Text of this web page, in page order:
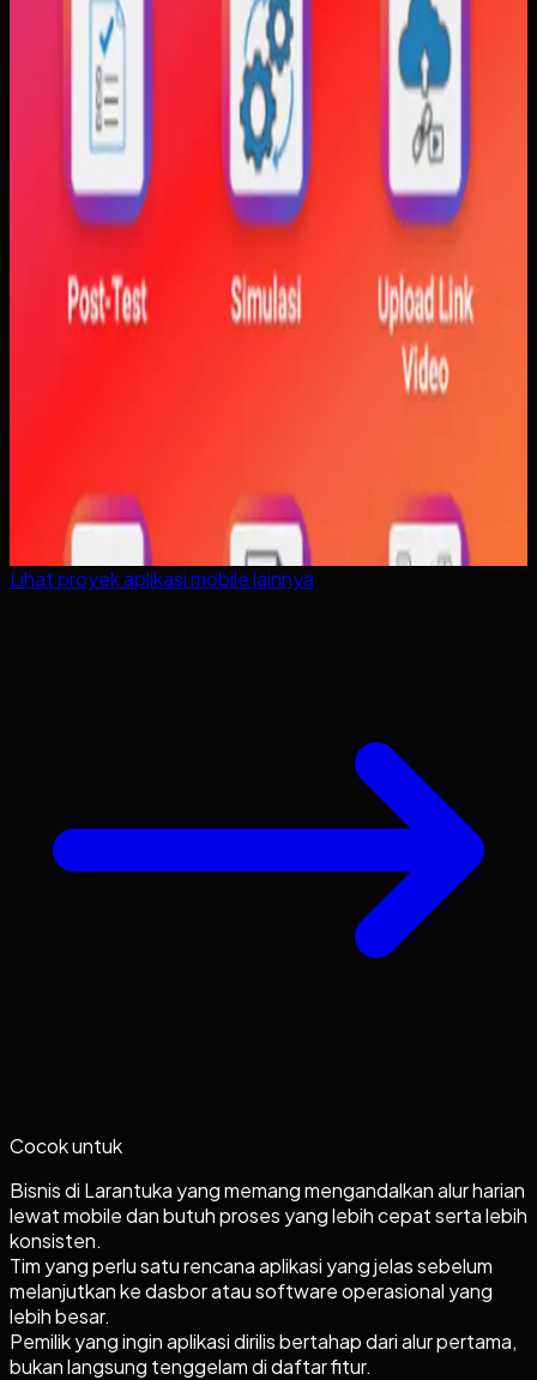
Baca studi kasus lengkap
Lihat proyekaplikasi mobilelainnya
Cocok untuk
Bisnis di Larantuka yang memang mengandalkan alur harian
lewat mobile dan butuh proses yang lebih cepat serta lebih
konsisten.
Tim yang perlu satu rencana aplikasi yang jelas sebelum
melanjutkan ke dasbor atau software operasional yang
lebih besar.
Pemilik yang ingin aplikasi dirilis bertahap dari alur pertama,
bukan langsung tenggelam di daftar fitur.